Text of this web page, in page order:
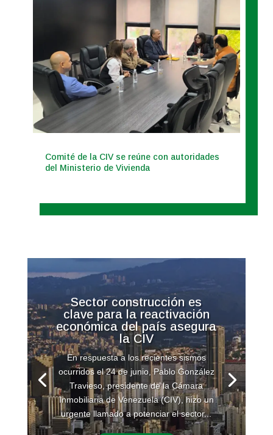
Comité de la CIV se reúne con autoridades
del Ministerio de Vivienda
Sector construcción es
clave para la reactivación
económica del país asegura
la CIV
En respuesta a los recientes sismos
ocurridos el 24 de junio, Pablo González
Travieso, presidente de la Cámara
Inmobiliaria de Venezuela (CIV), hizo un
urgente llamado a potenciar el sector...